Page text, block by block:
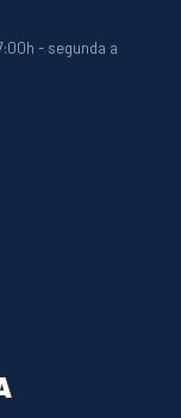
- segunda a